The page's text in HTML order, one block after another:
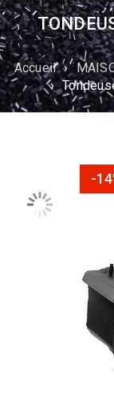
Accueil ›
›
-